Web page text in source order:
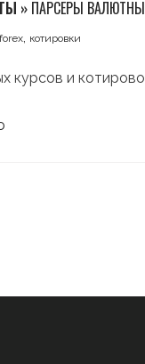
» ПАРСЕРЫ
forex, котировки
курсов и